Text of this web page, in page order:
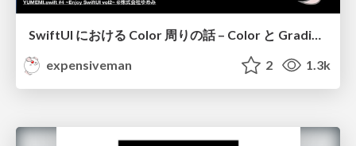
SwiftUI における Color 周りの話 – Color と Gradient から見る SwiftUI への苦悩 – / Understanding SwiftUI focused by Gradient color usages
expensiveman
2 1.3k